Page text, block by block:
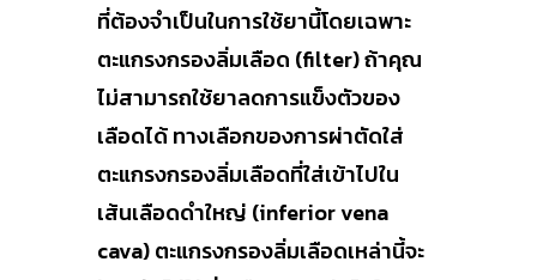
ที่ต้องจำเป็นในการใช้ยานี้โดยเฉพาะ
ตะแกรงกรองลิ่มเลือด (filter) ถ้าคุณ
ไม่สามารถใช้ยาลดการแข็งตัวของ
เลือดได้ ทางเลือกของการผ่าตัดใส่
ตะแกรงกรองลิ่มเลือดที่ใส่เข้าไปใน
เส้นเลือดดำใหญ่ (inferior vena
cava) ตะแกรงกรองลิ่มเลือดเหล่านี้จะ